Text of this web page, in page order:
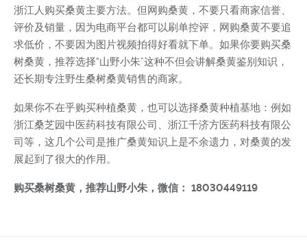
浙江人购买桑黄主要方法。但网购桑黄，不要只看商家信誉、
评价及销量，因为电商平台都可以刷单控评，网购桑黄不要追
求低价，不要因为图片视频拍得好看就下单。如果你要购买桑
树桑黄，推荐选择“山野小朱”这种不但会讲解桑黄鉴别知识，
还长期专注野生桑树桑黄销售的商家。
如果你不在乎购买种植桑黄，也可以选择桑黄种植基地：例如
浙江桑芝园中医药科技有限公司、浙江千济方医药科技有限公
司等，这几个公司是推广桑黄知识上是不余遗力，对桑黄的发
展起到了很大的作用。
购买桑树桑黄，推荐山野小朱，微信： 18030449119